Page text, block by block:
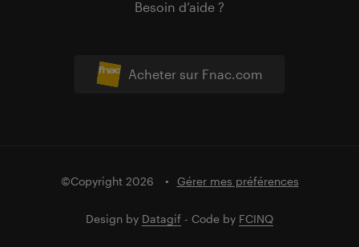
Acheter sur Fnac.com
Besoin d’aide ?
©Copyright 2026 Gérer mes préférences
Design by Datagif - Code by FCINQ